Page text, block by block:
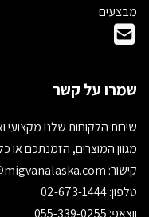
מבצעים
שמרו על קשר
שירות הלקוחות שלנו
מגוון המוצרים, הזמנתכם או
קישור:
טלפון: 02-673-1444
ווצאפ: 055-339-0255